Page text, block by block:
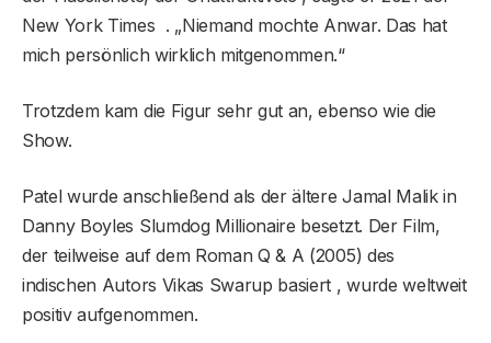
New York Times . „Niemand mochte Anwar. Das hat
mich persönlich wirklich mitgenommen.“
Trotzdem kam die Figur sehr gut an, ebenso wie die
Show.
Patel wurde anschließend als der ältere Jamal Malik in
Danny Boyles Slumdog Millionaire besetzt. Der Film,
der teilweise auf dem Roman Q & A (2005) des
indischen Autors Vikas Swarup basiert , wurde weltweit
positiv aufgenommen.